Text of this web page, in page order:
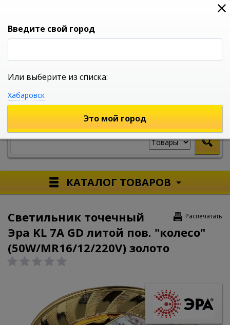
0
УНИВЕРСАЛЬНЫЙ ИНТЕРНЕТ МАГАЗИН
КАТАЛОГ ТОВАРОВ
Распечатать
Светильник точечный
Эра KL 7A GD литой пов. "колесо"
(50W/MR16/12/220V) золото
Введите свой город
Или выберите из списка:
Хабаровск
Это мой город